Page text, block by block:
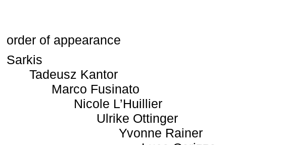
order of appearance
Sarkis
Tadeusz Kantor
Marco Fusinato
Nicole L’Huillier
Ulrike Ottinger
Yvonne Rainer